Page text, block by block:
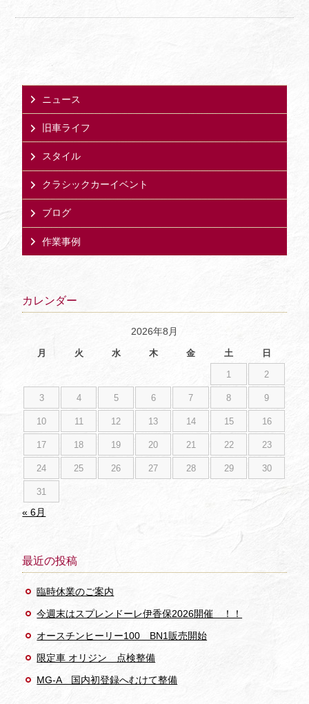
ニュース
旧車ライフ
スタイル
クラシックカーイベント
ブログ
作業事例
カレンダー
2026年8月
月 火 水 木 金 土 日
1 2
3 4 5 6 7 8 9
10 11 12 13 14 15 16
17 18 19 20 21 22 23
24 25 26 27 28 29 30
31
« 6月
最近の投稿
臨時休業のご案内
今週末はスプレンドーレ伊香保2026開催 ！！
オースチンヒーリー100 BN1販売開始
限定車 オリジン 点検整備
MG-A 国内初登録へむけて整備